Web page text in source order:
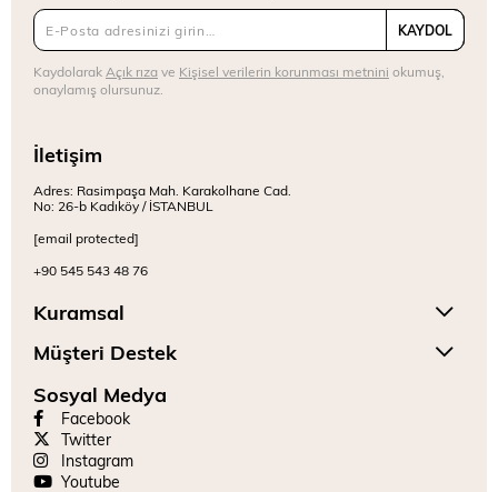
KAYDOL
KaydolarakAçık rızave Kişisel verilerin korunması metnini okumuş,
onaylamış olursunuz.
İletişim
Adres: Rasimpaşa Mah. Karakolhane Cad.
No: 26-b Kadıköy / İSTANBUL
[email protected]
+90 545 543 48 76
Kuramsal
Müşteri Destek
Sosyal Medya
Facebook
Twitter
Instagram
Youtube